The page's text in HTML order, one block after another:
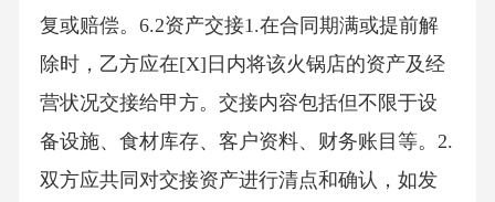
复或赔偿。6.2资产交接1.在合同期满或提前解
除时，乙方应在[X]日内将该火锅店的资产及经
营状况交接给甲方。交接内容包括但不限于设
备设施、食材库存、客户资料、财务账目等。2.
双方应共同对交接资产进行清点和确认，如发